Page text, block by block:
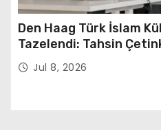
Den Haag Türk İslam
Tazelendi: Tahsin
Jul 8, 2026